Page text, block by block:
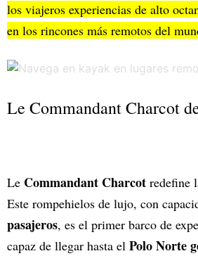
los viajeros experiencias de alto
en los rincones más remotos del
Le Commandant Charcot
Le Commandant Charcot redefine
Este rompehielos de lujo, con
pasajeros, es el primer barco de
capaz de llegar hasta el Polo Norte